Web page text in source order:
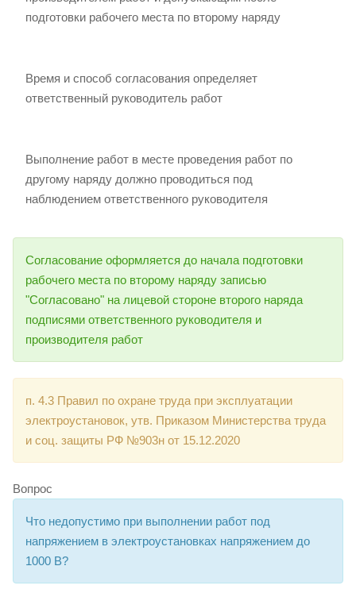
подготовки рабочего места по второму наряду
Время и способ согласования определяет
ответственный руководитель работ
Выполнение работ в месте проведения работ по
другому наряду должно проводиться под
наблюдением ответственного руководителя
Согласование оформляется до начала подготовки
рабочего места по второму наряду записью
"Согласовано" на лицевой стороне второго наряда
подписями ответственного руководителя и
производителя работ
п. 4.3 Правил по охране труда при эксплуатации
электроустановок, утв. Приказом Министерства труда
и соц. защиты РФ №903н от 15.12.2020
Вопрос
Что недопустимо при выполнении работ под
напряжением в электроустановках напряжением до
1000 В?